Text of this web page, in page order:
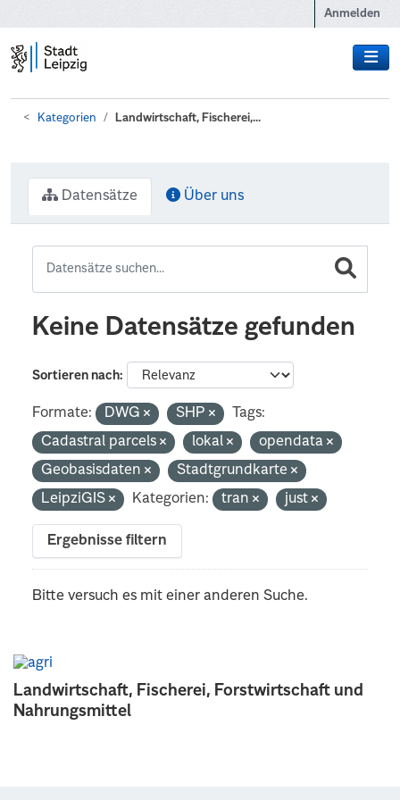
Anmelden
Kategorien Landwirtschaft, Fischerei,...
Landwirtschaft, Fischerei, Forstwirtschaft und
Nahrungsmittel
Datensätze Über uns
Keine Datensätze gefunden
Sortieren nach
Formate: DWG SHP
Tags:
Cadastral parcels
lokal
opendata
Geobasisdaten
Stadtgrundkarte
LeipziGIS
Kategorien: tran just
Ergebnisse filtern
Bitte versuch es mit einer anderen Suche.